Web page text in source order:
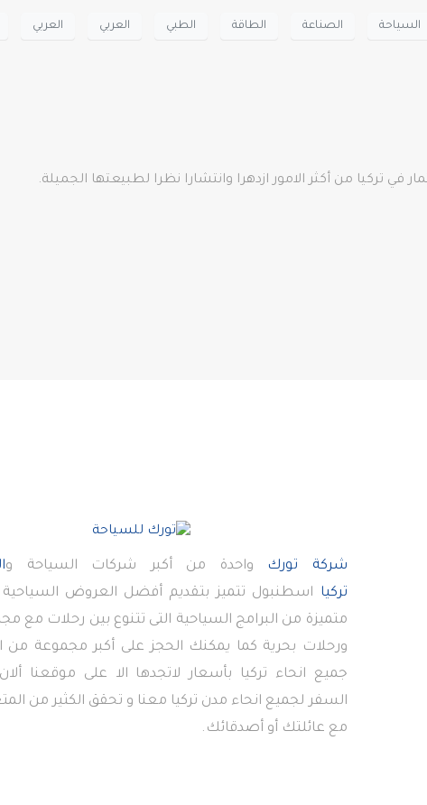
السياحة الصناعة الطاقة الطبي العربي العربي
في تركيا من أكثر الامور ازدهرا وانتشارا نظرا لطبيعتها الجميلة.
شركة تورك واحدة من أكبر شركات السياحة و
تركيا اسطنبول تتميز بتقديم أفضل العروض
متميزة من البرامج السياحية التى تتنوع بين رحلات مع
ورحلات بحرية كما يمكنك الحجز على أكبر مجموعة من
جميع انحاء تركيا بأسعار لاتجدها الا على موقعنا
السفر لجميع انحاء مدن تركيا معنا و تحقق الكثير من
مع عائلتك أو أصدقائك.